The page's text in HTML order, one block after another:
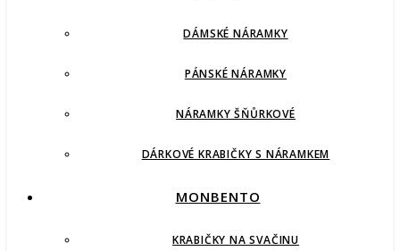
DÁMSKÉ NÁRAMKY
PÁNSKÉ NÁRAMKY
NÁRAMKY ŠŇŮRKOVÉ
DÁRKOVÉ KRABIČKY S NÁRAMKEM
MONBENTO
KRABIČKY NA SVAČINU